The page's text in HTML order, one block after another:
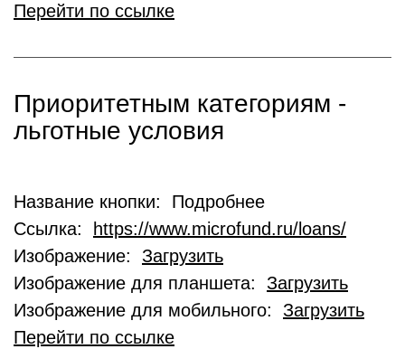
Перейти по ссылке
Приоритетным категориям -
льготные условия
Название кнопки: Подробнее
Ссылка:
https://www.microfund.ru/loans/
Изображение: Загрузить
Изображение для планшета: Загрузить
Изображение для мобильного: Загрузить
Перейти по ссылке